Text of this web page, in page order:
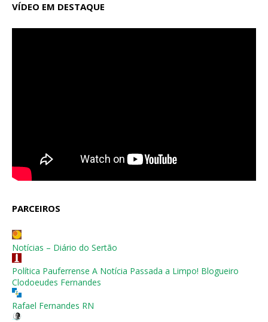
VÍDEO EM DESTAQUE
PARCEIROS
Notícias – Diário do Sertão
Política Pauferrense A Notícia Passada a Limpo! Blogueiro
Clodoeudes Fernandes
Rafael Fernandes RN